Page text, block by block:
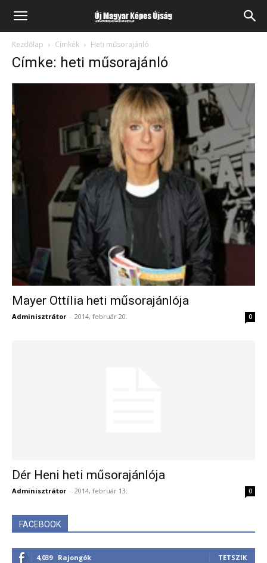
Kezdőlap Címkék Heti műsorajánló
Címke: heti műsorajánló
Mayer Ottília heti műsorajánlója
Adminisztrátor - 2014, február 20. 0
Dér Heni heti műsorajánlója
Adminisztrátor - 2014, február 13. 0
FACEBOOK
4,039 Rajongók TETSZIK